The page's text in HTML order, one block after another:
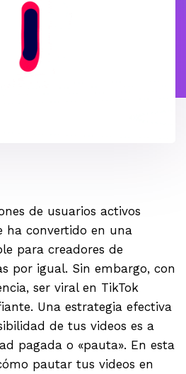
de usuarios activos
ha convertido en una
para creadores de
por igual. Sin embargo, con
ser viral en TikTok
Una estrategia efectiva
de tus videos es a
pagada o «pauta». En esta
pautar tus videos en